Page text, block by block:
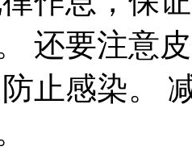
还要注意
止感染。